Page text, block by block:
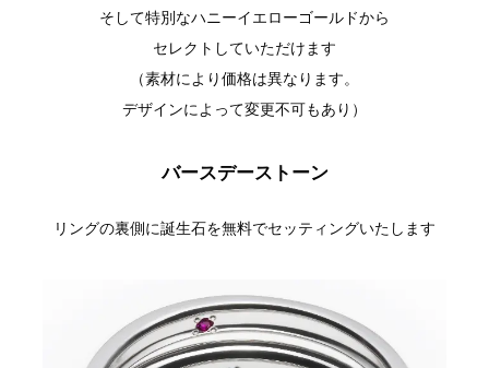
そして特別なハニーイエローゴールドから
セレクトしていただけます
（素材により価格は異なります。
デザインによって変更不可もあり）
バースデーストーン
リングの裏側に誕生石を無料でセッティングいたします